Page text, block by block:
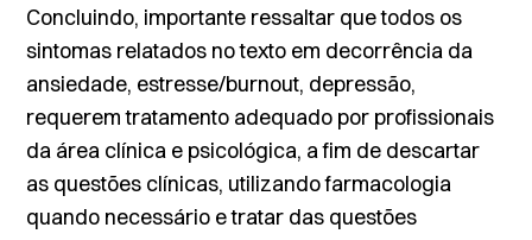
Concluindo, importante ressaltar que todos os
sintomas relatados no texto em decorrência da
ansiedade, estresse/burnout, depressão,
requerem tratamento adequado por profissionais
da área clínica e psicológica, a fim de descartar
as questões clínicas, utilizando farmacologia
quando necessário e tratar das questões